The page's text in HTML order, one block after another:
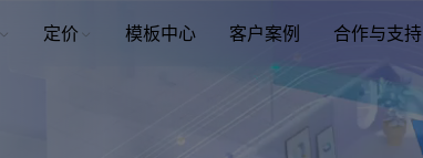
定价 模板中心 客户案例 合作与支持